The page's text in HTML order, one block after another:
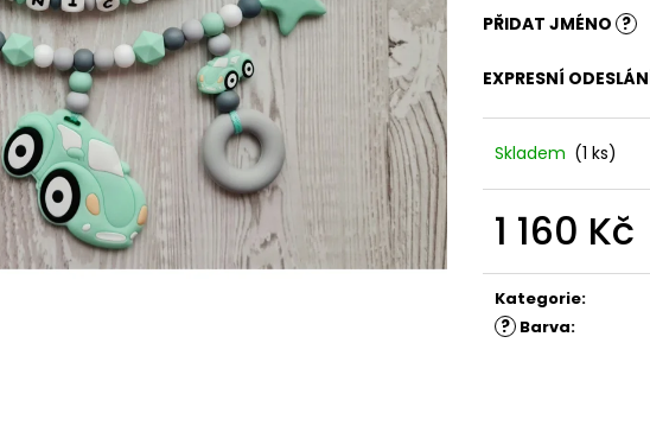
PŘIDAT JMÉNO ?
EXPRESNÍ
Skladem (1 ks)
1 160 Kč
cena:
Kategorie:
? Barva: